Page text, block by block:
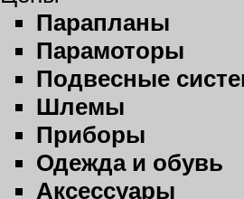
Парапланы
Парамоторы
Подвесные
Шлемы
Приборы
Одежда и обувь
Аксессуары